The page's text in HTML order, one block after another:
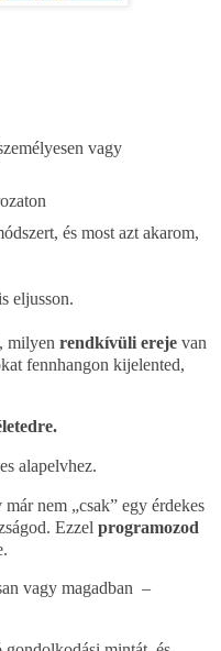
vagy
és most azt akarom,
eljusson.
milyen rendkívüli ereje van
fennhangon kijelented,
alapelvhez.
nem „csak” egy érdekes
Ezzel programozod
vagy magadban –